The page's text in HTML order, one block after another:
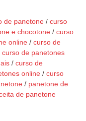
de panetone / curso
e chocotone / curso
online / curso de
curso de panetones
/ curso de
online / curso
/ panetone de
de panetone